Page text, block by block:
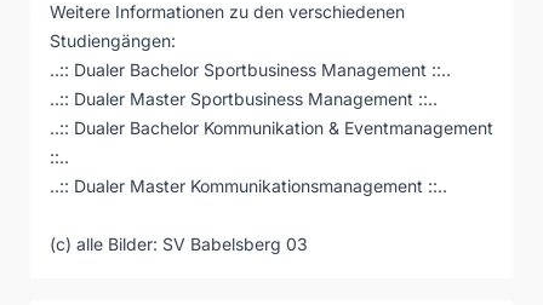
Weitere Informationen zu den verschiedenen
Studiengängen:
..:: Dualer Bachelor Sportbusiness Management ::..
..:: Dualer Master Sportbusiness Management ::..
..:: Dualer Bachelor Kommunikation & Eventmanagement
::..
..:: Dualer Master Kommunikationsmanagement ::..
(c) alle Bilder: SV Babelsberg 03